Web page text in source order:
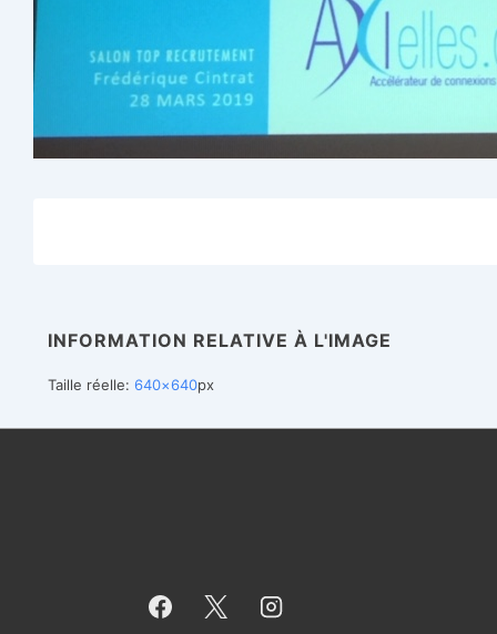
INFORMATION RELATIVE À L'IMAGE
Taille réelle: 640×640px